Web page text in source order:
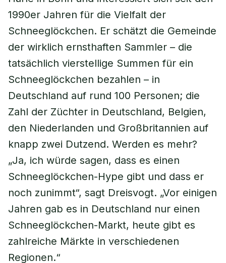
1990er Jahren für die Vielfalt der
Schneeglöckchen. Er schätzt die Gemeinde
der wirklich ernsthaften Sammler – die
tatsächlich vierstellige Summen für ein
Schneeglöckchen bezahlen – in
Deutschland auf rund 100 Personen; die
Zahl der Züchter in Deutschland, Belgien,
den Niederlanden und Großbritannien auf
knapp zwei Dutzend. Werden es mehr?
„Ja, ich würde sagen, dass es einen
Schneeglöckchen-Hype gibt und dass er
noch zunimmt“, sagt Dreisvogt. „Vor einigen
Jahren gab es in Deutschland nur einen
Schneeglöckchen-Markt, heute gibt es
zahlreiche Märkte in verschiedenen
Regionen.“